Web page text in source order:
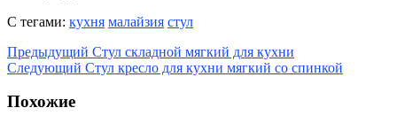
С тегами: кухня малайзия стул
Предыдущий Стул складной мягкий для кухни
Следующий Стул кресло для кухни мягкий со спинкой
Похожие